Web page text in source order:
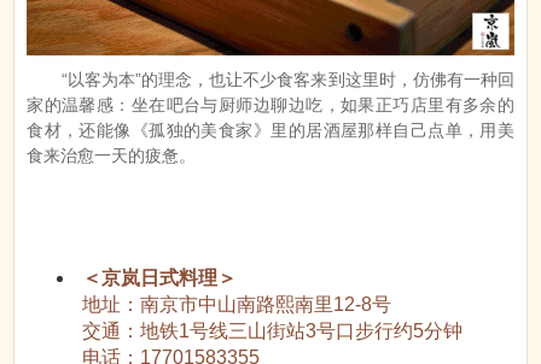
“以客为本”的理念，也让不少食客来到这里时，仿佛有一种回
家的温馨感：坐在吧台与厨师边聊边吃，如果正巧店里有多余的
食材，还能像《孤独的美食家》里的居酒屋那样自己点单，用美
食来治愈一天的疲惫。
＜京岚日式料理＞
地址：南京市中山南路熙南里12-8号
交通：地铁1号线三山街站3号口步行约5分钟
电话：17701583355